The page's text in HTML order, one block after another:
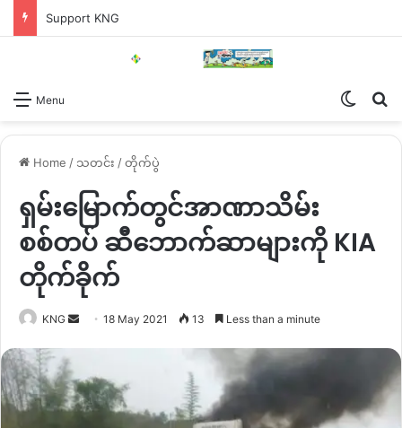
Support KNG
Menu
Home / သတင်း /တိုက်ပွဲ
ရှမ်းမြောက်တွင်အာဏာသိမ်း
စစ်တပ် ဆီဘောက်ဆာများကို KIA
တိုက်ခိုက်
KNG
Send18 May 2021 13 Less than a minute